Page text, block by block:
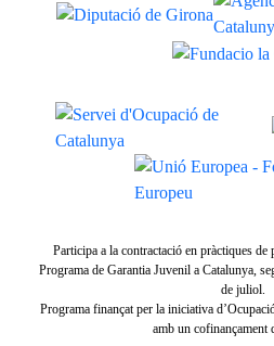
Participa a la contractació en pràctiques
Programa de Garantia Juvenil a Catalunya,
de juliol.
Programa finançat per la iniciativa
amb un cofinançament